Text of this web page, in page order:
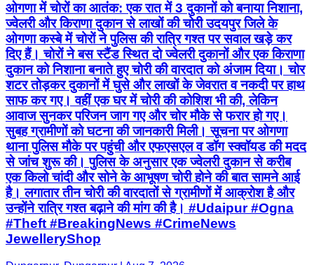
ओगणा में चोरों का आतंक: एक रात में 3 दुकानों को बनाया निशाना,
ज्वेलरी और किराणा दुकान से लाखों की चोरी उदयपुर जिले के
ओगणा कस्बे में चोरों ने पुलिस की रात्रि गश्त पर सवाल खड़े कर
दिए हैं। चोरों ने बस स्टैंड स्थित दो ज्वेलरी दुकानों और एक किराणा
दुकान को निशाना बनाते हुए चोरी की वारदात को अंजाम दिया। चोर
शटर तोड़कर दुकानों में घुसे और लाखों के जेवरात व नकदी पर हाथ
साफ कर गए। वहीं एक घर में चोरी की कोशिश भी की, लेकिन
आवाज सुनकर परिजन जाग गए और चोर मौके से फरार हो गए।
सुबह ग्रामीणों को घटना की जानकारी मिली। सूचना पर ओगणा
थाना पुलिस मौके पर पहुंची और एफएसएल व डॉग स्क्वॉयड की मदद
से जांच शुरू की। पुलिस के अनुसार एक ज्वेलरी दुकान से करीब
एक किलो चांदी और सोने के आभूषण चोरी होने की बात सामने आई
है। लगातार तीन चोरी की वारदातों से ग्रामीणों में आक्रोश है और
उन्होंने रात्रि गश्त बढ़ाने की मांग की है। #Udaipur #Ogna
#Theft #BreakingNews #CrimeNews
JewelleryShop